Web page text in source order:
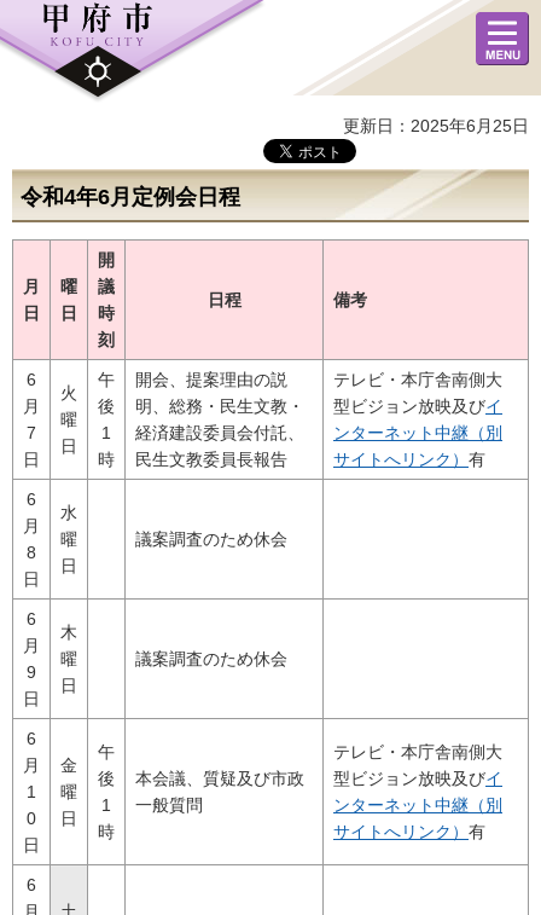
メニュ
ー
更新日：2025年6月25日
令和4年6月定例会日程
月
日
曜
日
開
議
時
刻
日程 備考
6
月
7
日
火
曜
日
午
後
1
時
開会、提案理由の説
明、総務・民生文教・
経済建設委員会付託、
民生文教委員長報告
テレビ・本庁舎南側大
型ビジョン放映及びイ
ンターネット中継（別
サイトへリンク） 有
6
月
8
日
水
曜
日
議案調査のため休会
6
月
9
日
木
曜
日
議案調査のため休会
6
月
1
0
日
金
曜
日
午
後
1
時
本会議、質疑及び市政
一般質問
テレビ・本庁舎南側大
型ビジョン放映及びイ
ンターネット中継（別
サイトへリンク） 有
6